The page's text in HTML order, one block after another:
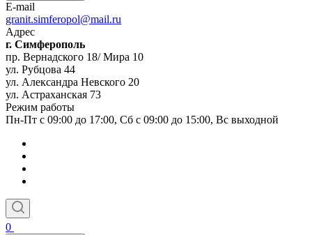
E-mail
granit.simferopol@mail.ru
Адрес
г. Симферополь
пр. Вернадского 18/ Мира 10
ул. Рубцова 44
ул. Александра Невского 20
ул. Астраханская 73
Режим работы
Пн-Пт с 09:00 до 17:00, Сб с 09:00 до 15:00, Вс выходной
0